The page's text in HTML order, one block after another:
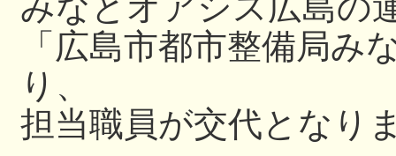
「広島市都市整備局み
り、
担当職員が交代となり